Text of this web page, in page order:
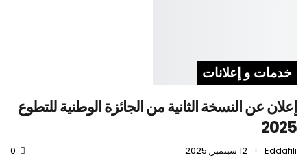
خدمات و إعلانات
إعلان عن النسخة الثانية من الجائزة الوطنية للتطوع
2025
Eddafili 12 سبتمبر, 2025